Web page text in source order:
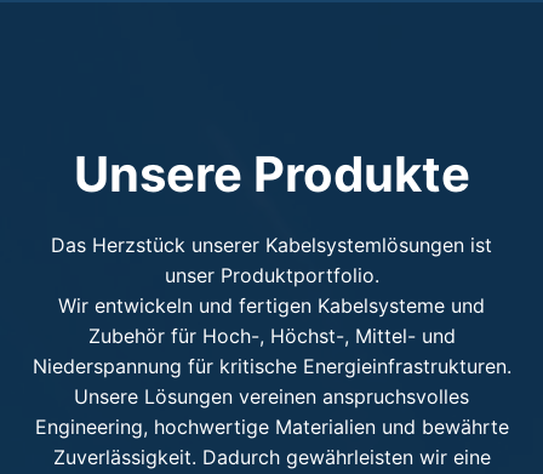
Unsere Produkte
Das Herzstück unserer Kabelsystemlösungen ist
unser Produktportfolio.
Wir entwickeln und fertigen Kabelsysteme und
Zubehör für Hoch-, Höchst-, Mittel- und
Niederspannung für kritische Energieinfrastrukturen.
Unsere Lösungen vereinen anspruchsvolles
Engineering, hochwertige Materialien und bewährte
Zuverlässigkeit. Dadurch gewährleisten wir eine